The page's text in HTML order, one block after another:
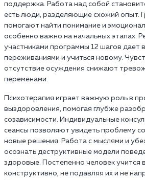
поддержка. Работа над собой
есть люди, разделяющие схожий опыт.
помогают найти понимание и
особенно важно на начальных этапах.
участниками программы 12 шагов дает
переживаниями и учиться новому.
отсутствие осуждения снижают
переменами.
Психотерапия играет важную роль в
выздоровления, помогая глубже
созависимости. Индивидуальные
сеансы позволяют увидеть проблему
новые решения. Работа с мыслями и
осознать деструктивные модели
здоровые. Постепенно человек учится
конструктивно, не подавляя их и не